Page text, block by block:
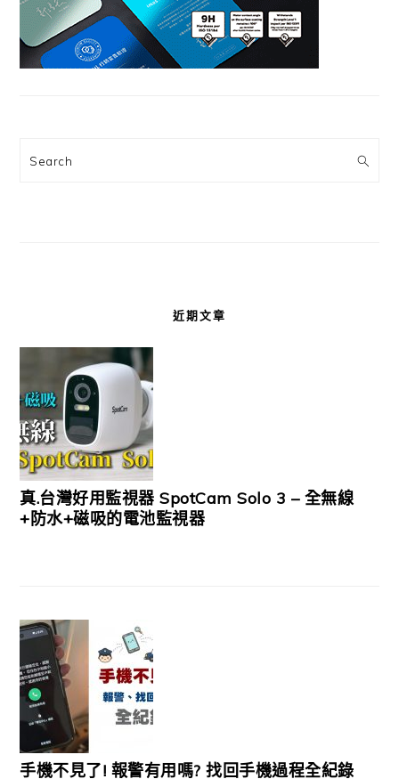
Search
近期文章
真.台灣好用監視器 SpotCam Solo 3 – 全無線
+防水+磁吸的電池監視器
手機不見了! 報警有用嗎? 找回手機過程全紀錄